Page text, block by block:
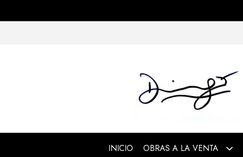
INICIO OBRAS A LA VENTA